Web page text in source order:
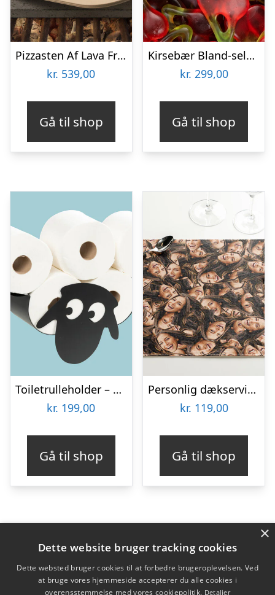
Pizzasten Af Lava Fra Etna
kr. 539,00
Gå til shop
Kirsebær Bland-selv slik i kasser 2,4 kg
kr. 299,00
Gå til shop
Toiletrulleholder – Liggende får
kr. 199,00
Gå til shop
Personlig dækserviet med Billede – Multiface
kr. 119,00
Gå til shop
Varekategorier
Produkter
×
Dette website bruger tracking cookies
Dette websted bruger cookies til at forbedre brugeroplevelsen. Ved
at bruge vores hjemmeside accepterer du alle cookies i
overensstemmelse med vores cookiepolitik. Detaljer